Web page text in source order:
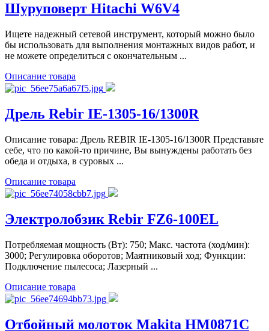
Шуруповерт Hitachi W6V4
Ищете надежный сетевой инструмент, который можно было
бы использовать для выполнения монтажных видов работ, и
не можете определиться с окончательным ...
Описание товара
Дрель Rebir IE-1305-16/1300R
Описание товара: Дрель REBIR IE-1305-16/1300R Представьте
себе, что по какой-то причине, Вы вынуждены работать без
обеда и отдыха, в суровых ...
Описание товара
Электролобзик Rebir FZ6-100EL
Потребляемая мощность (Вт): 750; Макс. частота (ход/мин):
3000; Регулировка оборотов; Маятниковый ход; Функции:
Подключение пылесоса; Лазерный ...
Описание товара
Отбойный молоток Makita HM0871C